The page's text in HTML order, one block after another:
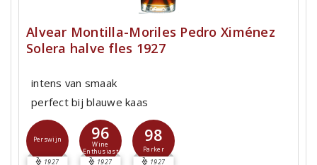
Alvear Montilla-Moriles Pedro Ximénez
Solera halve fles 1927
intens van smaak
perfect bij blauwe kaas
Perswijn
1927
96
Wine
Enthusiast
1927
98
Parker
1927